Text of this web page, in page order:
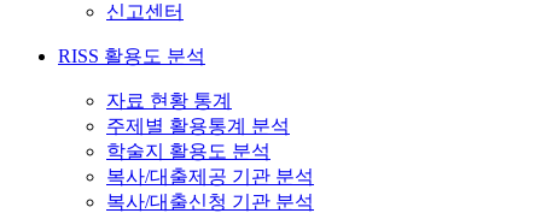
신고센터
RISS 활용도 분석
자료 현황 통계
주제별 활용통계 분석
학술지 활용도 분석
복사/대출제공 기관 분석
복사/대출신청 기관 분석